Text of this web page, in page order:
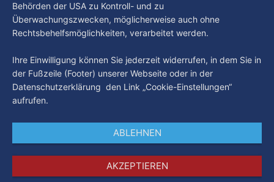
Behörden der USA zu Kontroll- und zu
Überwachungszwecken, möglicherweise auch ohne
Rechtsbehelfsmöglichkeiten, verarbeitet werden.
Ihre Einwilligung können Sie jederzeit widerrufen, in dem Sie in
der Fußzeile (Footer) unserer Webseite oder in der
Datenschutzerklärung den Link „Cookie-Einstellungen“
aufrufen.
ABLEHNEN
AKZEPTIEREN